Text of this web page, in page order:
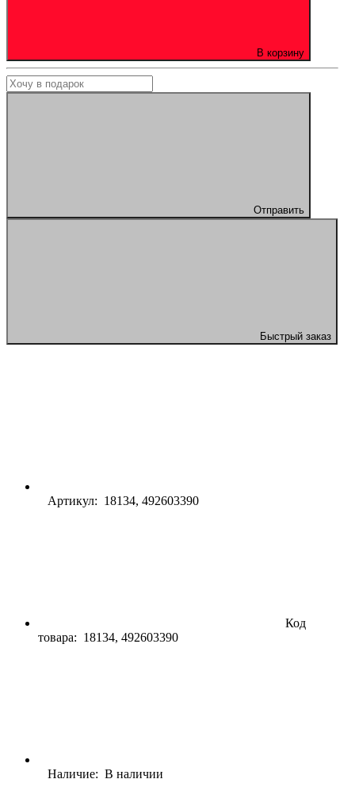
В корзину
Отправить
Быстрый заказ
Артикул: 18134, 492603390
Код
товара: 18134, 492603390
Наличие: В наличии